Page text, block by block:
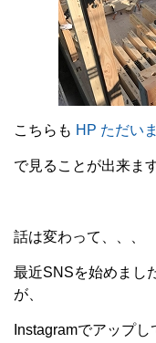
こちらも HP ただい
で見ることが出来ま
話は変わって、、、
最近SNSを始めまし
が、
Instagramでアップ